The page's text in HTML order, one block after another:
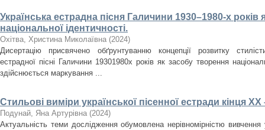
Українська естрадна пісня Галичини 1930–1980-­х років
національної ідентичності.
Охітва, Христина Миколаївна (2024)
Дисертацію присвячено обґрунтуванню концепції розвитку
естрадної пісні Галичини 1930­1980­х років як засобу творення
здійснюється маркування ...
Стильові виміри української пісенної естради кінця ХХ
Подунай, Яна Артурівна (2024)
Актуальність теми дослідження обумовлена нерівномірністю вивчення